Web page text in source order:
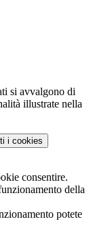
si avvalgono di
illustrate nella
i cookies
consentire.
della
potete